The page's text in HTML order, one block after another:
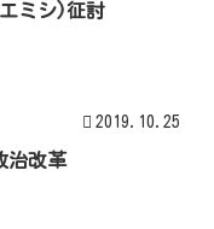
ミシ)征討
2019.10.25
治改革